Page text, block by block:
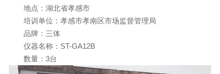
地点：湖北省孝感市
培训单位：孝感市孝南区市场监督管理局
品牌：三体
仪器名称：ST-GA12B
数量：3台